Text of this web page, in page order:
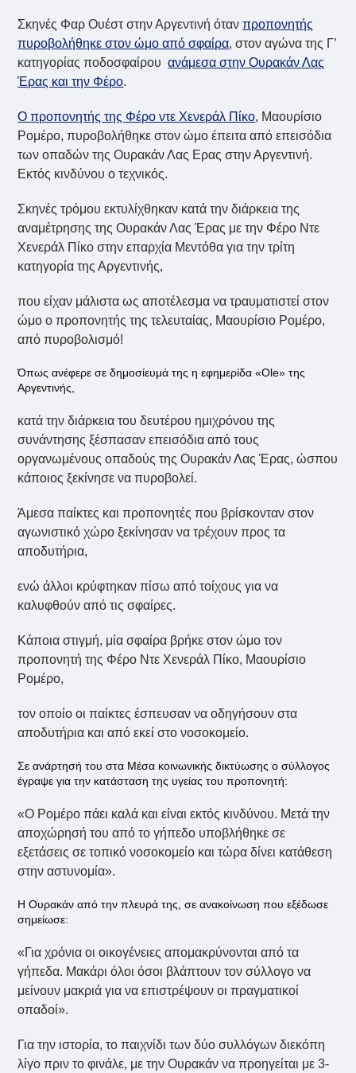
Σκηνές Φαρ Ουέστ στην Αργεντινή ότανπροπονητής
πυροβολήθηκε στον ώμο από σφαίρα, στον αγώνα της Γ’
κατηγορίας ποδοσφαίρουανάμεσα στην Ουρακάν Λας
Έρας και την Φέρο.
Ο προπονητής της Φέρο ντε Χενεράλ Πίκο, Μαουρίσιο
Ρομέρο, πυροβολήθηκε στον ώμο έπειτα από επεισόδια
των οπαδών της Ουρακάν Λας Ερας στην Αργεντινή.
Εκτός κινδύνου ο τεχνικός.
Σκηνές τρόμου εκτυλίχθηκαν κατά την διάρκεια της
αναμέτρησης της Ουρακάν Λας Έρας με την Φέρο Ντε
Χενεράλ Πίκο στην επαρχία Μεντόθα για την τρίτη
κατηγορία της Αργεντινής,
που είχαν μάλιστα ως αποτέλεσμα να τραυματιστεί στον
ώμο ο προπονητής της τελευταίας, Μαουρίσιο Ρομέρο,
από πυροβολισμό!
Όπως ανέφερε σε δημοσίευμά της η εφημερίδα «Ole» της
Αργεντινής,
κατά την διάρκεια του δευτέρου ημιχρόνου της
συνάντησης ξέσπασαν επεισόδια από τους
οργανωμένους οπαδούς της Ουρακάν Λας Έρας, ώσπου
κάποιος ξεκίνησε να πυροβολεί.
Άμεσα παίκτες και προπονητές που βρίσκονταν στον
αγωνιστικό χώρο ξεκίνησαν να τρέχουν προς τα
αποδυτήρια,
ενώ άλλοι κρύφτηκαν πίσω από τοίχους για να
καλυφθούν από τις σφαίρες.
Κάποια στιγμή, μία σφαίρα βρήκε στον ώμο τον
προπονητή της Φέρο Ντε Χενεράλ Πίκο, Μαουρίσιο
Ρομέρο,
τον οποίο οι παίκτες έσπευσαν να οδηγήσουν στα
αποδυτήρια και από εκεί στο νοσοκομείο.
Σε ανάρτησή του στα Μέσα κοινωνικής δικτύωσης ο σύλλογος
έγραψε για την κατάσταση της υγείας του προπονητή:
«Ο Ρομέρο πάει καλά και είναι εκτός κινδύνου. Μετά την
αποχώρησή του από το γήπεδο υποβλήθηκε σε
εξετάσεις σε τοπικό νοσοκομείο και τώρα δίνει κατάθεση
στην αστυνομία».
Η Ουρακάν από την πλευρά της, σε ανακοίνωση που εξέδωσε
σημείωσε:
«Για χρόνια οι οικογένειες απομακρύνονται από τα
γήπεδα. Μακάρι όλοι όσοι βλάπτουν τον σύλλογο να
μείνουν μακριά για να επιστρέψουν οι πραγματικοί
οπαδοί».
Για την ιστορία, το παιχνίδι των δύο συλλόγων διεκόπη
λίγο πριν το φινάλε, με την Ουρακάν να προηγείται με 3-